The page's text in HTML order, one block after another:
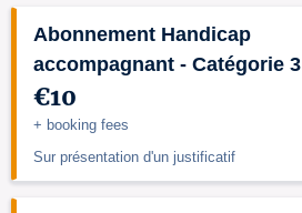
Abonnement Handicap
accompagnant - Catégorie 3
€10
+ booking fees
Sur présentation d'un justificatif